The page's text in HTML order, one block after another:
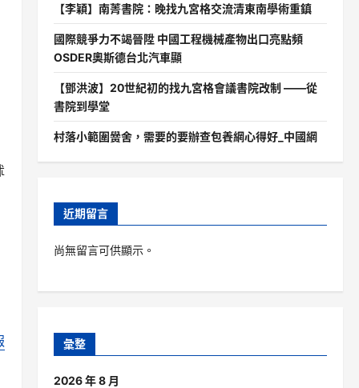
【李穎】南菁書院：晚找九宮格交流清東南學術重鎮
國際競爭力不竭晉陞 中國工程機械產物出口亮點頻
OSDER奧斯德台北汽車顯
【鄧洪波】20世紀初的找九宮格會議書院改制 ——從
書院到學堂
村落小範圍黌舍，需要的要辦查包養網心得好_中國網
近期留言
尚無留言可供顯示。
彙整
2026 年 8 月